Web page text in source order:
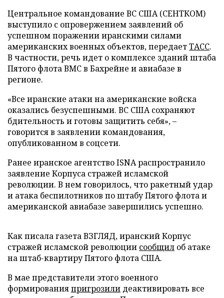
Центральное командование ВС США (СЕНТКОМ)
выступило с опровержением заявлений об
успешном поражении иранскими силами
американских военных объектов, передаетТАСС.
В частности, речь идет о комплексе зданий штаба
Пятого флота ВМС в Бахрейне и авиабазе в
регионе.
«Все иранские атаки на американские войска
оказались безуспешными. ВС США сохраняют
бдительность и готовы защитить себя», –
говорится в заявлении командования,
опубликованном в соцсети.
Ранее иранское агентство ISNA распространило
заявление Корпуса стражей исламской
революции. В нем говорилось, что ракетный удар
и атака беспилотников по штабу Пятого флота и
американской авиабазе завершились успешно.
Как писала газета ВЗГЛЯД, иранский Корпус
стражей исламской революции сообщил об атаке
на штаб-квартиру Пятого флота США.
В мае представители этого военного
формированияпригрозили деактивировать все